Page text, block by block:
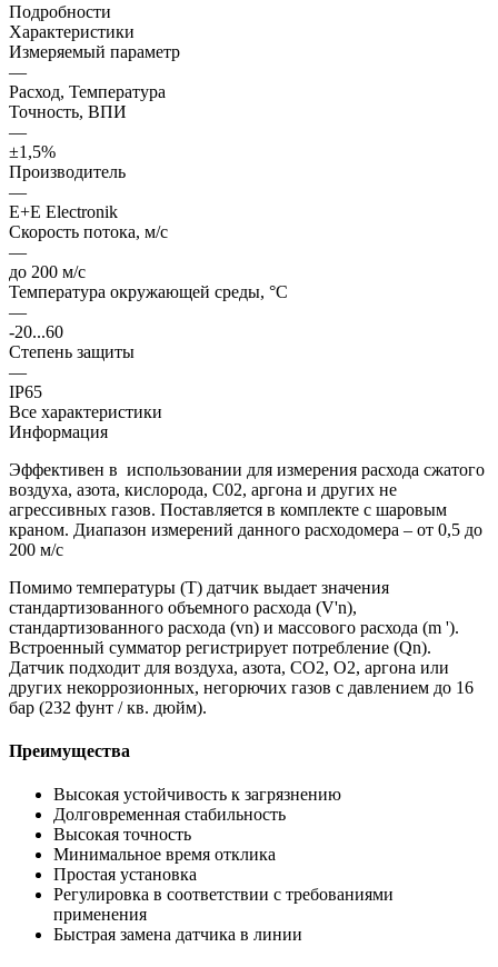
Подробности
Характеристики
Измеряемый параметр
—
Расход, Температура
Точность, ВПИ
—
±1,5%
Производитель
—
E+E Electronik
Cкорость потока, м/c
—
до 200 м/с
Температура окружающей среды, °С
—
-20...60
Степень защиты
—
IP65
Все характеристики
Информация
Эффективен в использовании для измерения расхода сжатого
воздуха, азота, кислорода, С02, аргона и других не
агрессивных газов. Поставляется в комплекте с шаровым
краном. Диапазон измерений данного расходомера – от 0,5 до
200 м/с
Помимо температуры (T) датчик выдает значения
стандартизованного объемного расхода (V'n),
стандартизованного расхода (vn) и массового расхода (m ').
Встроенный сумматор регистрирует потребление (Qn).
Датчик подходит для воздуха, азота, CO2, O2, аргона или
других некоррозионных, негорючих газов с давлением до 16
бар (232 фунт / кв. дюйм).
Преимущества
Высокая устойчивость к загрязнению
Долговременная стабильность
Высокая точность
Минимальное время отклика
Простая установка
Регулировка в соответствии с требованиями
применения
Быстрая замена датчика в линии